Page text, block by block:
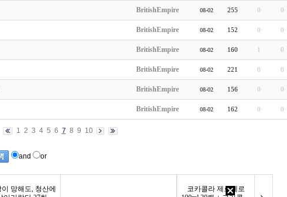
BritishEmpire 08-02 255 0 0
BritishEmpire 08-02 152 0 0
BritishEmpire 08-02 160 1 0
BritishEmpire 08-02 221 0 0
BritishEmpire 08-02 156 0 0
BritishEmpire 08-02 162 0 0
1 2 3 4 5 6 7 8 9 10
and or